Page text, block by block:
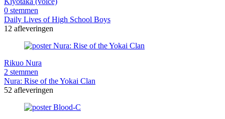
0 stemmen
Daily Lives of High School Boys
12 afleveringen
Rikuo Nura
2 stemmen
Nura: Rise of the Yokai Clan
52 afleveringen